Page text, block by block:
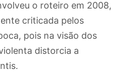
o roteiro em 2008,
criticada pelos
pois na visão dos
distorcia a